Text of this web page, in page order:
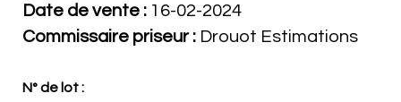
Date de vente : 16-02-2024
Commissaire priseur : Drouot Estimations
N° de lot :